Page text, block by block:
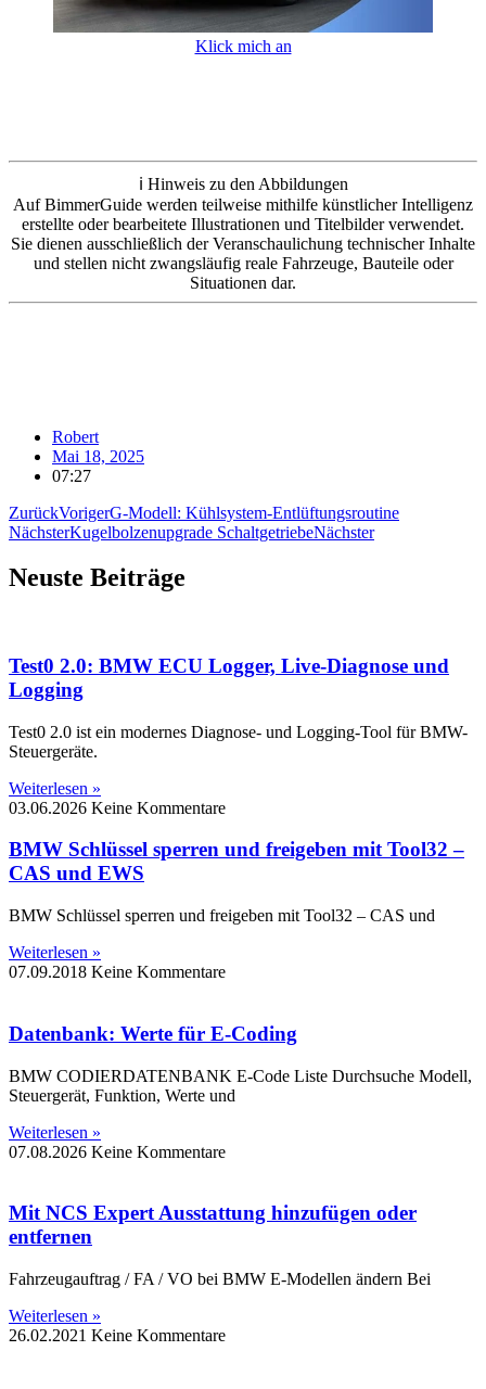
Klick mich an
ℹ️ Hinweis zu den Abbildungen
Auf BimmerGuide werden teilweise mithilfe künstlicher Intelligenz
erstellte oder bearbeitete Illustrationen und Titelbilder verwendet.
Sie dienen ausschließlich der Veranschaulichung technischer Inhalte
und stellen nicht zwangsläufig reale Fahrzeuge, Bauteile oder
Situationen dar.
Robert
Mai 18, 2025
07:27
ZurückVorigerG-Modell: Kühlsystem-Entlüftungsroutine
NächsterKugelbolzenupgrade SchaltgetriebeNächster
Neuste Beiträge
Test0 2.0: BMW ECU Logger, Live-Diagnose und
Logging
Test0 2.0 ist ein modernes Diagnose- und Logging-Tool für BMW-
Steuergeräte.
Weiterlesen »
03.06.2026 Keine Kommentare
BMW Schlüssel sperren und freigeben mit Tool32 –
CAS und EWS
BMW Schlüssel sperren und freigeben mit Tool32 – CAS und
Weiterlesen »
07.09.2018 Keine Kommentare
Datenbank: Werte für E-Coding
BMW CODIERDATENBANK E-Code Liste Durchsuche Modell,
Steuergerät, Funktion, Werte und
Weiterlesen »
07.08.2026 Keine Kommentare
Mit NCS Expert Ausstattung hinzufügen oder
entfernen
Fahrzeugauftrag / FA / VO bei BMW E-Modellen ändern Bei
Weiterlesen »
26.02.2021 Keine Kommentare